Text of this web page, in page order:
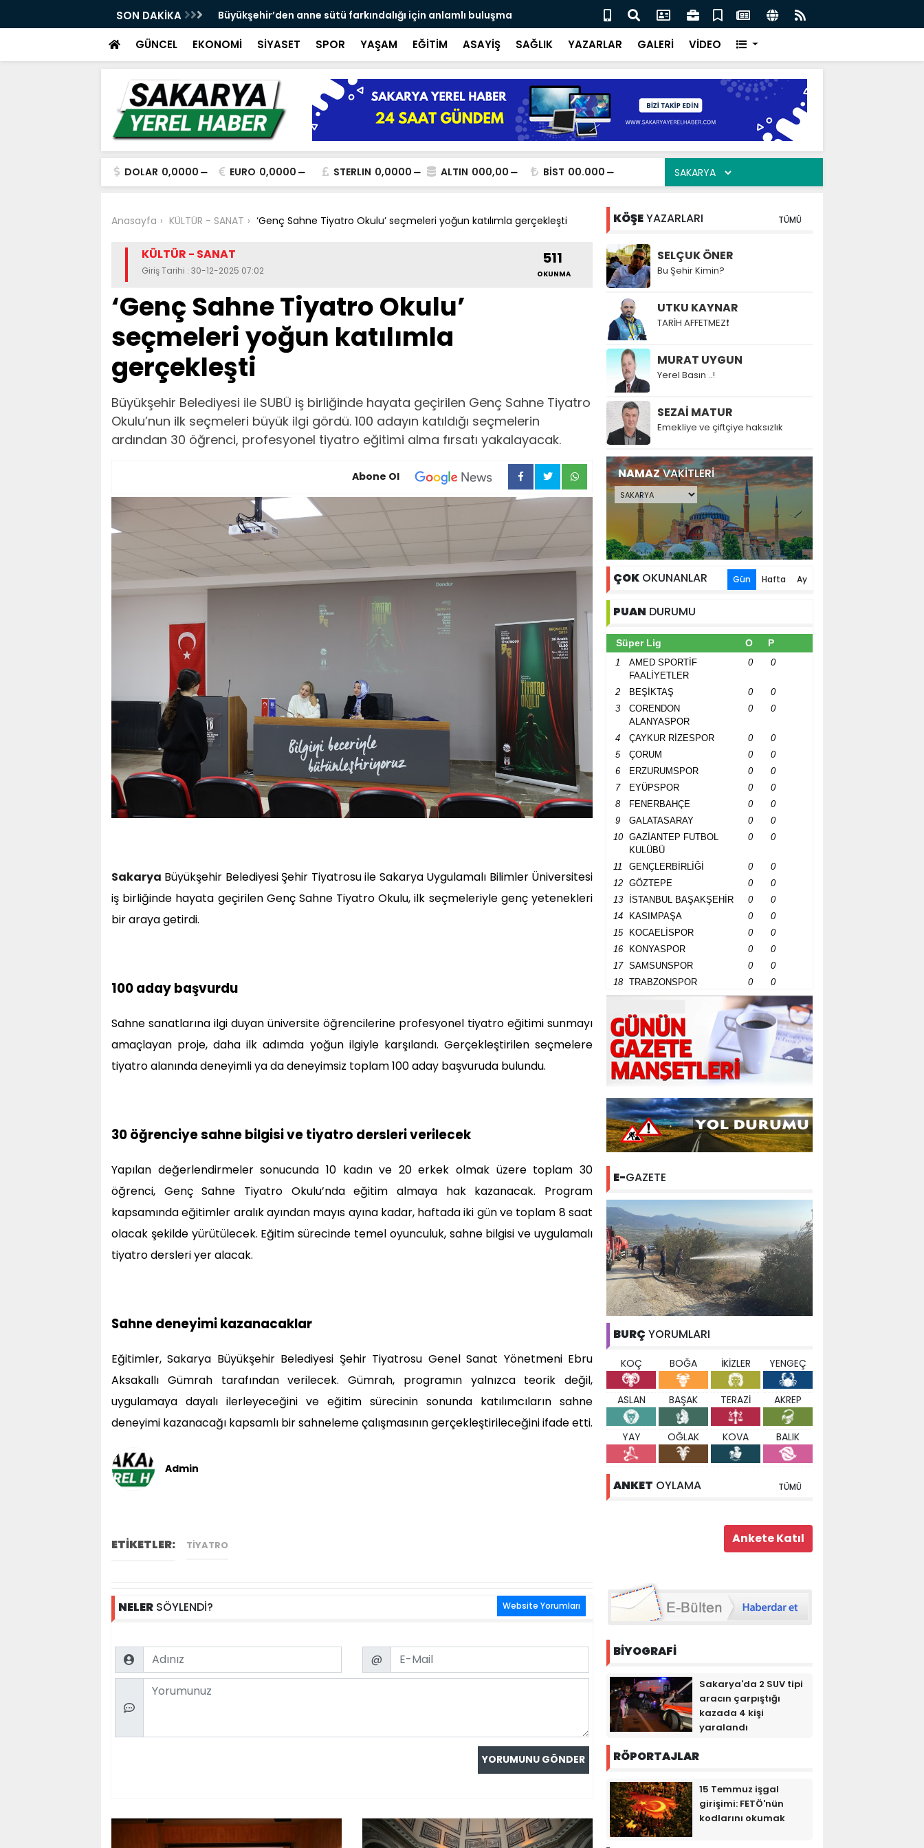
SON DAKİKA
ve spor yatırımlarını hayata geçirmeye Büyükşehir’den anne sütü farkındalığı için anlamlı buluşma Ateş savaşçılarının zamana karşı yarışı faciaların önüne geçti
GÜNCEL EKONOMİ SİYASET SPOR YAŞAM EĞİTİM ASAYİŞ SAĞLIK YAZARLAR GALERİ VİDEO
DOLAR 0,0000 EURO 0,0000 STERLIN 0,0000 ALTIN 000,00 BİST 00.000
Anasayfa KÜLTÜR - SANAT ‘Genç Sahne Tiyatro Okulu’ seçmeleri yoğun katılımla gerçekleşti
KÜLTÜR - SANAT
Giriş Tarihi : 30-12-2025 07:02
511
OKUNMA
‘Genç Sahne Tiyatro Okulu’
seçmeleri yoğun katılımla
gerçekleşti
Büyükşehir Belediyesi ile SUBÜ iş birliğinde hayata geçirilen Genç Sahne Tiyatro
Okulu’nun ilk seçmeleri büyük ilgi gördü. 100 adayın katıldığı seçmelerin
ardından 30 öğrenci, profesyonel tiyatro eğitimi alma fırsatı yakalayacak.
Abone Ol
Sakarya Büyükşehir Belediyesi Şehir Tiyatrosu ile Sakarya Uygulamalı Bilimler Üniversitesi
iş birliğinde hayata geçirilen Genç Sahne Tiyatro Okulu, ilk seçmeleriyle genç yetenekleri
bir araya getirdi.
100 aday başvurdu
Sahne sanatlarına ilgi duyan üniversite öğrencilerine profesyonel tiyatro eğitimi sunmayı
amaçlayan proje, daha ilk adımda yoğun ilgiyle karşılandı. Gerçekleştirilen seçmelere
tiyatro alanında deneyimli ya da deneyimsiz toplam 100 aday başvuruda bulundu.
30 öğrenciye sahne bilgisi ve tiyatro dersleri verilecek
Yapılan değerlendirmeler sonucunda 10 kadın ve 20 erkek olmak üzere toplam 30
öğrenci, Genç Sahne Tiyatro Okulu’nda eğitim almaya hak kazanacak. Program
kapsamında eğitimler aralık ayından mayıs ayına kadar, haftada iki gün ve toplam 8 saat
olacak şekilde yürütülecek. Eğitim sürecinde temel oyunculuk, sahne bilgisi ve uygulamalı
tiyatro dersleri yer alacak.
Sahne deneyimi kazanacaklar
Eğitimler, Sakarya Büyükşehir Belediyesi Şehir Tiyatrosu Genel Sanat Yönetmeni Ebru
Aksakallı Gümrah tarafından verilecek. Gümrah, programın yalnızca teorik değil,
uygulamaya dayalı ilerleyeceğini ve eğitim sürecinin sonunda katılımcıların sahne
deneyimi kazanacağı kapsamlı bir sahneleme çalışmasının gerçekleştirileceğini ifade etti.
Admin
ETİKETLER: TIYATRO
NELER SÖYLENDİ? Website Yorumları
Name Email
@
Comment
KÖŞEYAZARLARI TÜMÜ
SELÇUK ÖNER
Bu Şehir Kimin?
UTKU KAYNAR
TARİH AFFETMEZ❗
MURAT UYGUN
Yerel Basın ..!
SEZAİ MATUR
Emekliye ve çiftçiye haksızlık
NAMAZVAKİTLERİ
ÇOK OKUNANLAR Gün Hafta Ay
PUAN DURUMU
Süper Lig O P
1
AMED SPORTİF
FAALİYETLER
0 0
2 BEŞİKTAŞ 0
0
3
CORENDON
ALANYASPOR
0 0
4 ÇAYKUR RİZESPOR 0
0
5
ÇORUM 0
0
6
ERZURUMSPOR 0
0
7
EYÜPSPOR 0
0
8
FENERBAHÇE 0
0
9
GALATASARAY 0
0
10
GAZİANTEP FUTBOL
KULÜBÜ
0 0
11 GENÇLERBİRLİĞİ 0
0
12
GÖZTEPE 0
0
13
İSTANBUL BAŞAKŞEHİR 0
0
14
KASIMPAŞA 0
0
15
KOCAELİSPOR 0
0
16
KONYASPOR 0
0
17
SAMSUNSPOR 0
0
18
TRABZONSPOR 0 0
E-GAZETE
BURÇ YORUMLARI
KOÇ BOĞA İKİZLER YENGEÇ
ASLAN BAŞAK TERAZİ AKREP
YAY OĞLAK KOVA BALIK
ANKET OYLAMA TÜMÜ
BİYOGRAFİ
Sakarya'da 2 SUV tipi
aracın çarpıştığı
kazada 4 kişi
yaralandı
RÖPORTAJLAR
15 Temmuz işgal
girişimi: FETÖ'nün
kodlarını okumak